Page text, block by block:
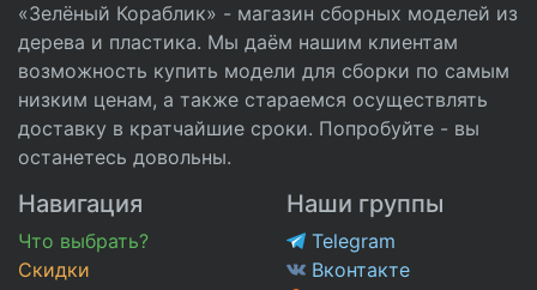
«Зелёный Кораблик» - магазин сборных моделей из
дерева и пластика. Мы даём нашим клиентам
возможность купить модели для сборки по самым
низким ценам, а также стараемся осуществлять
доставку в кратчайшие сроки. Попробуйте - вы
останетесь довольны.
Навигация
Что выбрать?
Скидки
Наши группы
Telegram
Вконтакте